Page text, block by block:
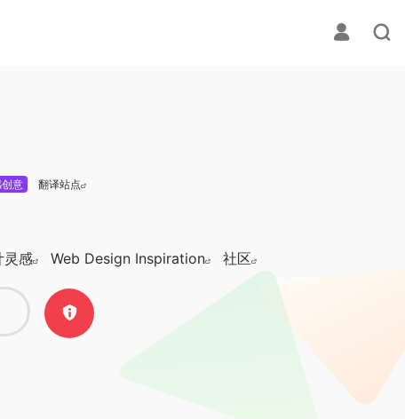
意 翻译站点
灵感 Web Design Inspiration 社区